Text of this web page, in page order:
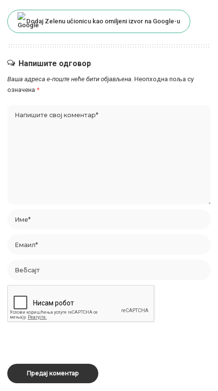
Dodaj Zelenu učionicu kao omiljeni izvor na Google-u
Напишите одговор
Ваша адреса е-поште неће бити објављена. Неопходна поља су
означена *